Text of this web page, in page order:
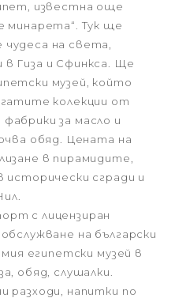
известна още
минарета“. Тук ще
на света,
Гиза и Сфинкса. Ще
музей, който
колекции от
за масло и
обяд. Цената на
в пирамидите,
сгради и
с лицензиран
на български
египетски музей в
обяд, слушалки.
разходи, напитки по